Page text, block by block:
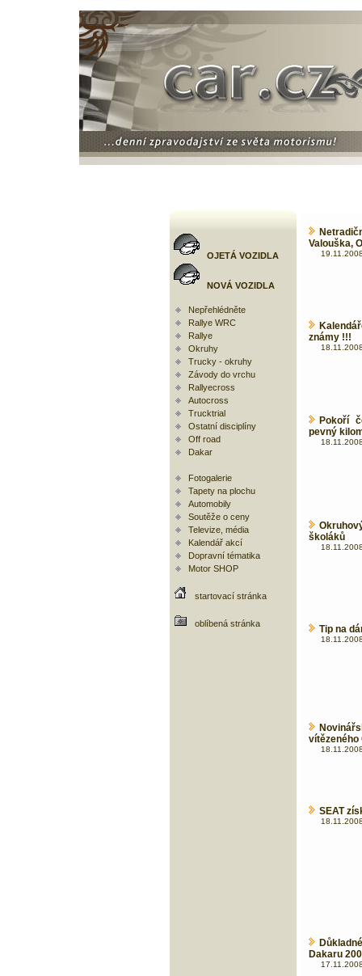
OJETÁ VOZIDLA
NOVÁ VOZIDLA
Nepřehlédněte
Rallye WRC
Rallye
Okruhy
Trucky - okruhy
Závody do vrchu
Rallyecross
Autocross
Trucktrial
Ostatní disciplíny
Off road
Dakar
Fotogalerie
Tapety na plochu
Automobily
Soutěže o ceny
Televize, média
Kalendář akcí
Dopravní tématika
Motor SHOP
startovací stránka
oblíbená stránka
Valouška,
známy !!!
Pokoří
pevný
školáků
Tip na
18.11.2008
vítězeného
SEAT
Dakaru